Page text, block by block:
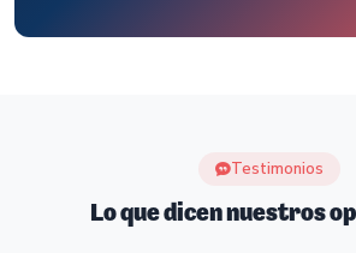
Testimonios
Lo que dicen nuestros